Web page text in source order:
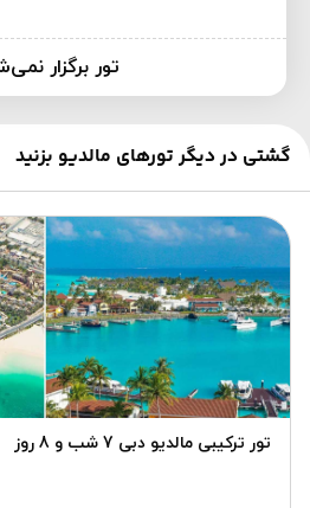
تور برگزار
گشتی در دیگر تورهای مالدیو بزنید
تور ترکیبی مالدیو دبی 7 شب و 8 روز